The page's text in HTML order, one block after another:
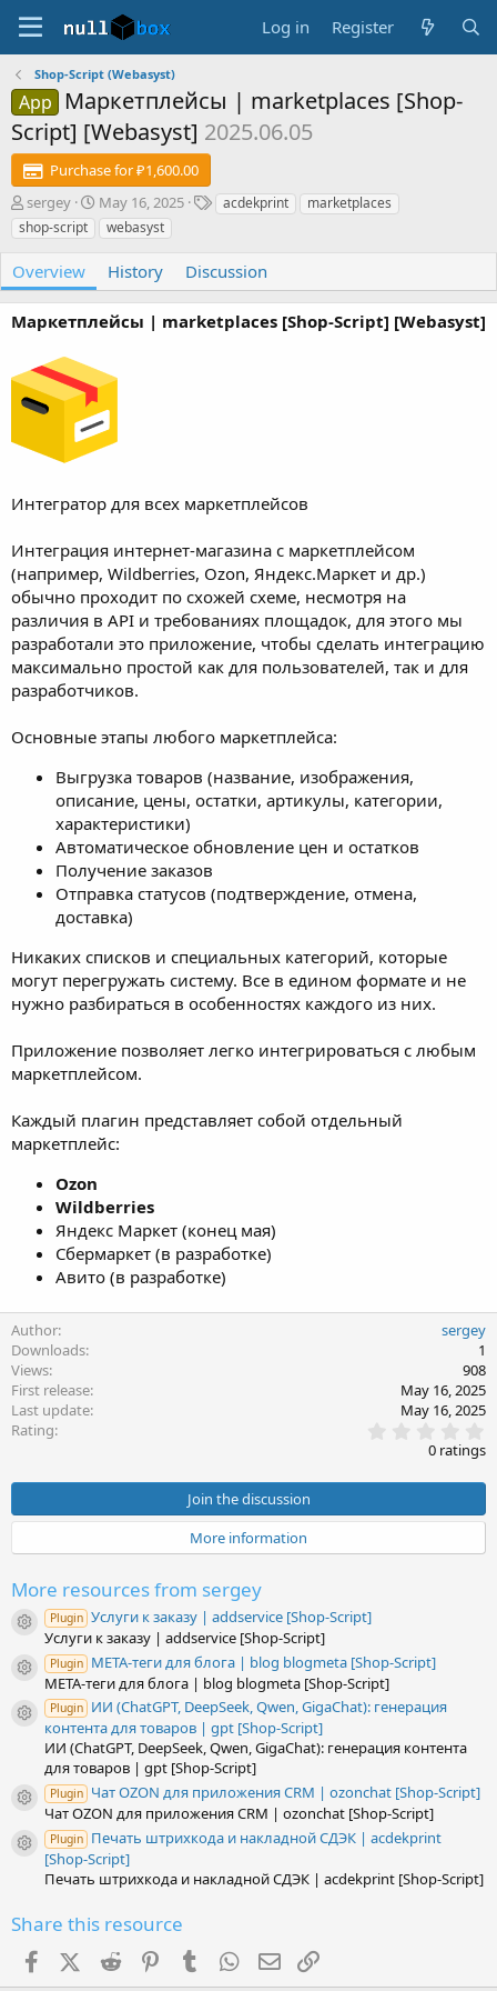
Log in Register
Shop-Script (Webasyst)
App
Маркетплейсы | marketplaces [Shop-
Script] [Webasyst] 2025.06.05
Purchase for ₽1,600.00
A
u
t
o
r
sergey
C
r
e
i
o
a
e
May 16, 2025
T acdekprint
marketplaces
shop-script
webasyst
Overview History Discussion
Маркетплейсы | marketplaces [Shop-Script] [Webasyst]
Интегратор для всех маркетплейсов
Интеграция интернет-магазина с маркетплейсом
(например, Wildberries, Ozon, Яндекс.Маркет и др.)
обычно проходит по схожей схеме, несмотря на
различия в API и требованиях площадок, для этого мы
разработали это приложение, чтобы сделать интеграцию
максимально простой как для пользователей, так и для
разработчиков.
Основные этапы любого маркетплейса:
Выгрузка товаров (название, изображения,
описание, цены, остатки, артикулы, категории,
характеристики)
Автоматическое обновление цен и остатков
Получение заказов
Отправка статусов (подтверждение, отмена,
доставка)
Никаких списков и специальных категорий, которые
могут перегружать систему. Все в едином формате и не
нужно разбираться в особенностях каждого из них.
Приложение позволяет легко интегрироваться с любым
маркетплейсом.
Каждый плагин представляет собой отдельный
маркетплейс:
Ozon
Wildberries
Яндекс Маркет (конец мая)
Сбермаркет (в разработке)
Авито (в разработке)
Author
sergey
Downloads
1
Views
908
First release
May 16, 2025
Last update
May 16, 2025
Rating
.
0
t
a
r
0 ratings
Join the discussion
More information
More resources from sergey
Resource icon
Plugin Услуги к заказу | addservice [Shop-Script]
Услуги к заказу | addservice [Shop-Script]
Resource icon
Plugin META-теги для блога | blog blogmeta [Shop-Script]
META-теги для блога | blog blogmeta [Shop-Script]
Resource icon
Plugin ИИ (ChatGPT, DeepSeek, Qwen, GigaChat): генерация
контента для товаров | gpt [Shop-Script]
ИИ (ChatGPT, DeepSeek, Qwen, GigaChat): генерация контента
для товаров | gpt [Shop-Script]
Resource icon
Plugin Чат OZON для приложения CRM | ozonchat [Shop-Script]
Чат OZON для приложения CRM | ozonchat [Shop-Script]
Resource icon
Plugin Печать штрихкода и накладной СДЭК | acdekprint
[Shop-Script]
Печать штрихкода и накладной СДЭК | acdekprint [Shop-Script]
Share this resource
FacebookX (Twitter)
Reddit PinterestTumblr WhatsApp
Email